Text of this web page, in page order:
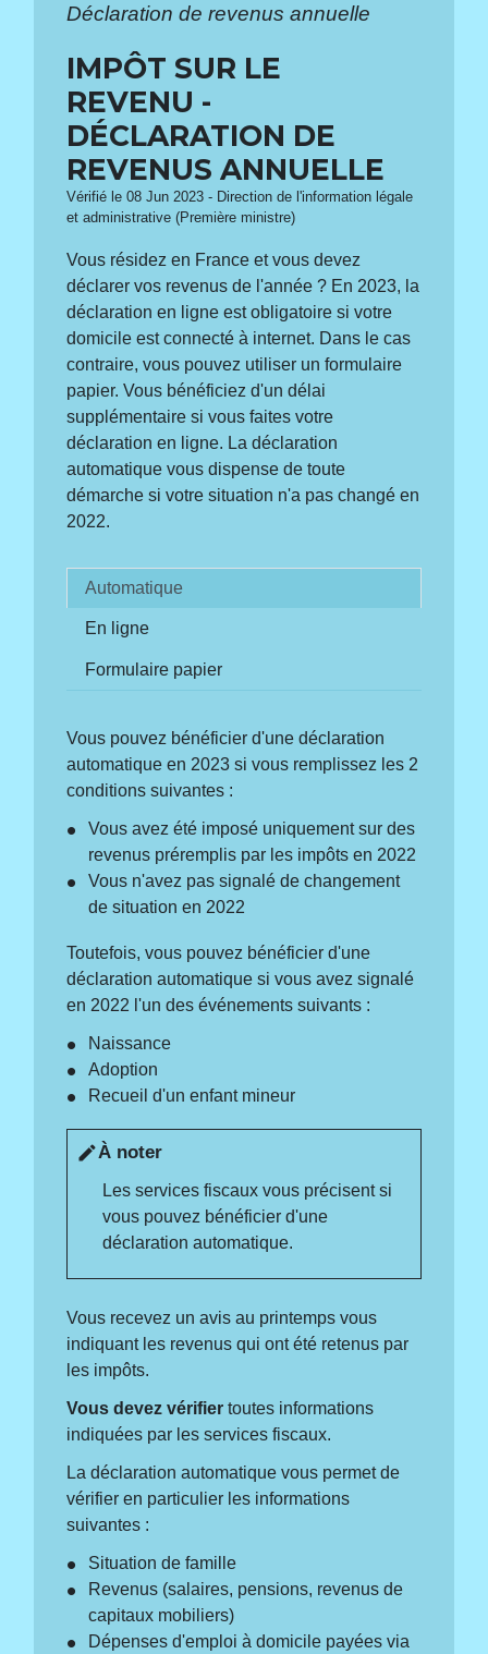
Déclaration de revenus annuelle
IMPÔT SUR LE
REVENU -
DÉCLARATION DE
REVENUS ANNUELLE
Vérifié le 08 Jun 2023 - Direction de l'information légale
et administrative (Première ministre)
Vous résidez en France et vous devez
déclarer vos revenus de l'année ? En 2023, la
déclaration en ligne est obligatoire si votre
domicile est connecté à internet. Dans le cas
contraire, vous pouvez utiliser un formulaire
papier. Vous bénéficiez d'un délai
supplémentaire si vous faites votre
déclaration en ligne. La déclaration
automatique vous dispense de toute
démarche si votre situation n'a pas changé en
2022.
Automatique
En ligne
Formulaire papier
Vous pouvez bénéficier d'une déclaration
automatique en 2023 si vous remplissez les 2
conditions suivantes :
Vous avez été imposé uniquement sur des
revenus préremplis par les impôts en 2022
Vous n'avez pas signalé de changement
de situation en 2022
Toutefois, vous pouvez bénéficier d'une
déclaration automatique si vous avez signalé
en 2022 l'un des événements suivants :
Naissance
Adoption
Recueil d'un enfant mineur
editÀ noter
Les services fiscaux vous précisent si
vous pouvez bénéficier d'une
déclaration automatique.
Vous recevez un avis au printemps vous
indiquant les revenus qui ont été retenus par
les impôts.
Vous devez vérifier toutes informations
indiquées par les services fiscaux.
La déclaration automatique vous permet de
vérifier en particulier les informations
suivantes :
Situation de famille
Revenus (salaires, pensions, revenus de
capitaux mobiliers)
Dépenses d'emploi à domicile payées via